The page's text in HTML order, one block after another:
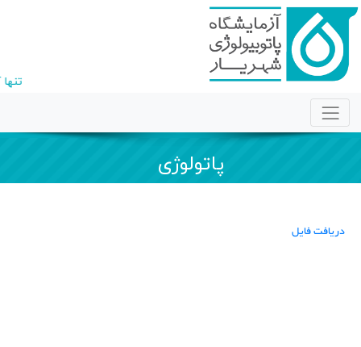
پاتولوژی
دریافت فایل